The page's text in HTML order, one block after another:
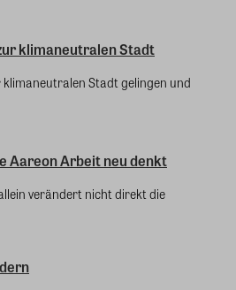
klimaneutralen Stadt
Stadt gelingen und
Aareon Arbeit neu denkt
verändert nicht direkt die